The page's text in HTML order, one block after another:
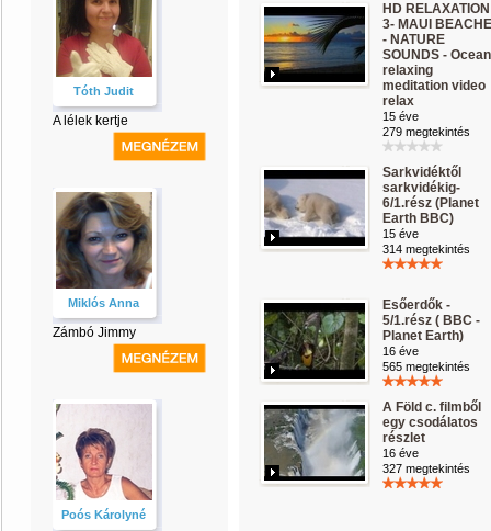
Tóth Judit
A lélek kertje
Miklós Anna
Zámbó Jimmy
Poós Károlyné
HD RELAXATION
3- MAUI
- NATURE
SOUNDS - Ocean
relaxing
meditation video
relax
15 éve
279 megtekintés
Sarkvidéktől
sarkvidékig-
6/1.rész (Planet
Earth BBC)
15 éve
314 megtekintés
Esőerdők -
5/1.rész ( BBC -
Planet Earth)
16 éve
565 megtekintés
A Föld c. filmből
egy csodálatos
részlet
16 éve
327 megtekintés